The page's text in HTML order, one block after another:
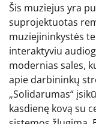
Šis muziejus yra
suprojektuotas
muziejininkystės
interaktyviu
modernias sales,
apie darbininkų
„Solidarumas“
kasdienę kovą su